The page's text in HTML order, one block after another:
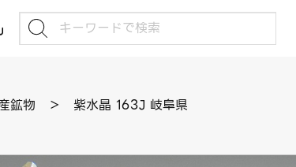
鉱物 ＞ 紫水晶 163J 岐阜県